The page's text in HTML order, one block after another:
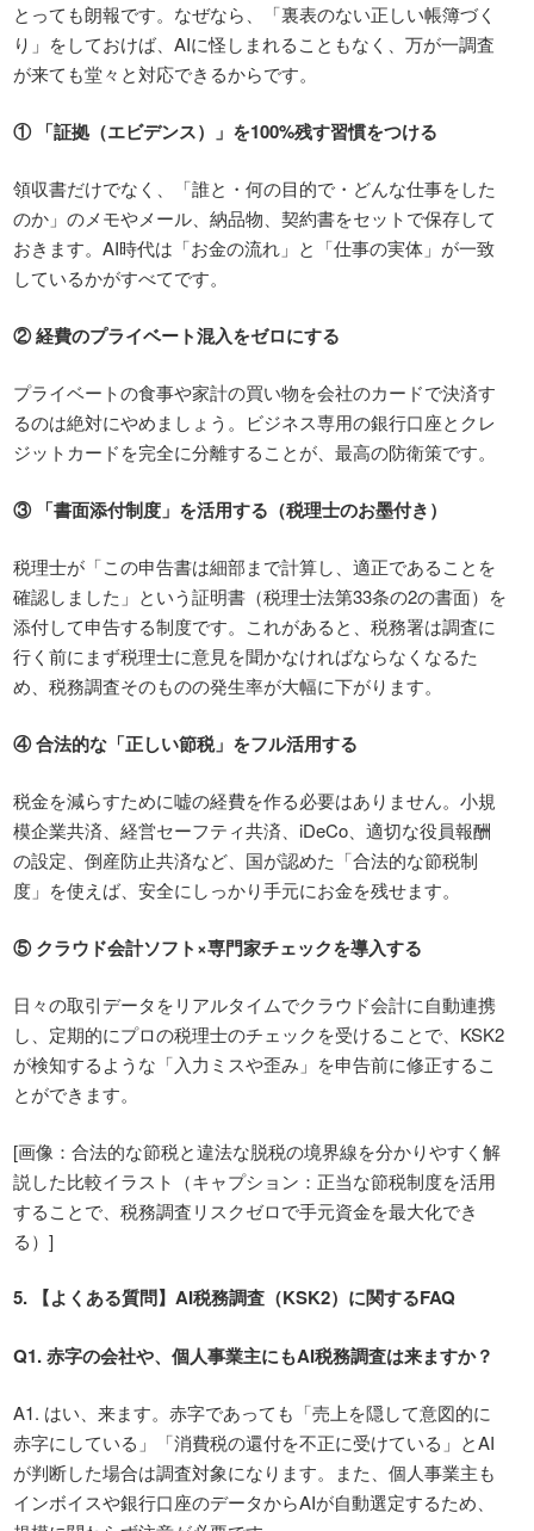
とっても朗報です。なぜなら、「裏表のない正しい帳簿づく
り」をしておけば、AIに怪しまれることもなく、万が一調査
が来ても堂々と対応できるからです。
① 「証拠（エビデンス）」を100%残す習慣をつける
領収書だけでなく、「誰と・何の目的で・どんな仕事をした
のか」のメモやメール、納品物、契約書をセットで保存して
おきます。AI時代は「お金の流れ」と「仕事の実体」が一致
しているかがすべてです。
②経費のプライベート混入をゼロにする
プライベートの食事や家計の買い物を会社のカードで決済す
るのは絶対にやめましょう。ビジネス専用の銀行口座とクレ
ジットカードを完全に分離することが、最高の防衛策です。
③ 「書面添付制度」を活用する（税理士のお墨付き）
税理士が「この申告書は細部まで計算し、適正であることを
確認しました」という証明書（税理士法第33条の2の書面）を
添付して申告する制度です。これがあると、税務署は調査に
行く前にまず税理士に意見を聞かなければならなくなるた
め、税務調査そのものの発生率が大幅に下がります。
④合法的な「正しい節税」をフル活用する
税金を減らすために嘘の経費を作る必要はありません。小規
模企業共済、経営セーフティ共済、iDeCo、適切な役員報酬
の設定、倒産防止共済など、国が認めた「合法的な節税制
度」を使えば、安全にしっかり手元にお金を残せます。
⑤クラウド会計ソフト×専門家チェックを導入する
日々の取引データをリアルタイムでクラウド会計に自動連携
し、定期的にプロの税理士のチェックを受けることで、KSK2
が検知するような「入力ミスや歪み」を申告前に修正するこ
とができます。
[画像：合法的な節税と違法な脱税の境界線を分かりやすく解
説した比較イラスト（キャプション：正当な節税制度を活用
することで、税務調査リスクゼロで手元資金を最大化でき
る）]
5. 【よくある質問】AI税務調査（KSK2）に関するFAQ
Q1.赤字の会社や、個人事業主にもAI税務調査は来ますか？
A1. はい、来ます。赤字であっても「売上を隠して意図的に
赤字にしている」「消費税の還付を不正に受けている」とAI
が判断した場合は調査対象になります。また、個人事業主も
インボイスや銀行口座のデータからAIが自動選定するため、